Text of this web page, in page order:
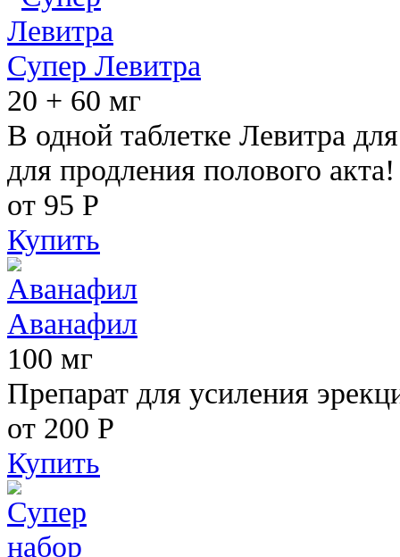
Супер Левитра
20 + 60 мг
В одной таблетке Левитра
для продления полового акта!
от 95 Р
Купить
Аванафил
100 мг
Препарат для усиления
от 200 Р
Купить